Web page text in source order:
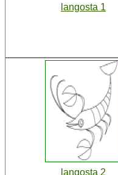
langosta 1
langosta 2